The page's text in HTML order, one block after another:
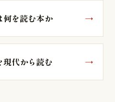
何を読む本か
現代から読む